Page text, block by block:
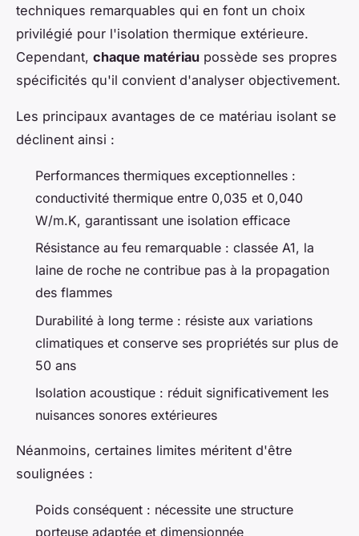
techniques remarquables qui en font un choix
privilégié pour l'isolation thermique extérieure.
Cependant, chaque matériau possède ses propres
spécificités qu'il convient d'analyser objectivement.
Les principaux avantages de ce matériau isolant se
déclinent ainsi :
Performances thermiques exceptionnelles :
conductivité thermique entre 0,035 et 0,040
W/m.K, garantissant une isolation efficace
Résistance au feu remarquable : classée A1, la
laine de roche ne contribue pas à la propagation
des flammes
Durabilité à long terme : résiste aux variations
climatiques et conserve ses propriétés sur plus de
50 ans
Isolation acoustique : réduit significativement les
nuisances sonores extérieures
Néanmoins, certaines limites méritent d'être
soulignées :
Poids conséquent : nécessite une structure
porteuse adaptée et dimensionnée